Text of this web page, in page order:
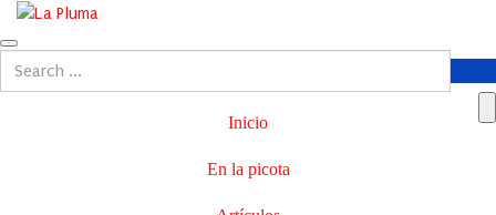
Inicio
En la picota